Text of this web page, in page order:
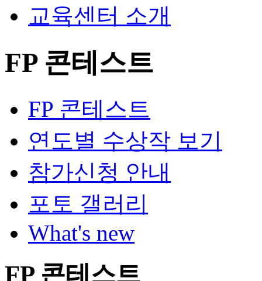
교육센터 소개
FP 콘테스트
FP 콘테스트
연도별 수상작 보기
참가신청 안내
포토 갤러리
What's new
FP 콘테스트